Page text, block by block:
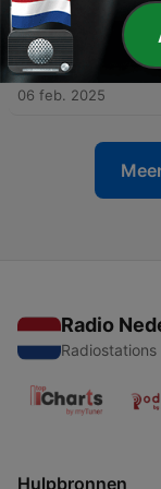
13 feb. 2025
4 - #3 - ‘Ik heb
ehm..ja…wat
06 feb. 2025
Radio
Hulpbronnen